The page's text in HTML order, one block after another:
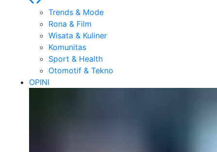
Trends & Mode
Rona & Film
Wisata & Kuliner
Komunitas
Sport & Health
Otomotif & Tekno
OPINI